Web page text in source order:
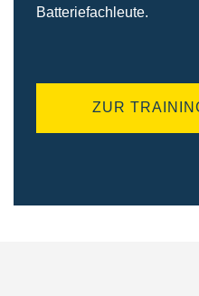
Batteriefachleute.
ZUR